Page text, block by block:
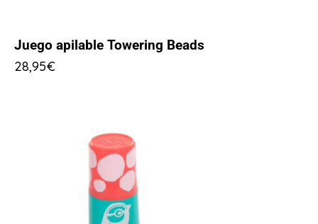
Juego apilable Towering Beads
28,95€